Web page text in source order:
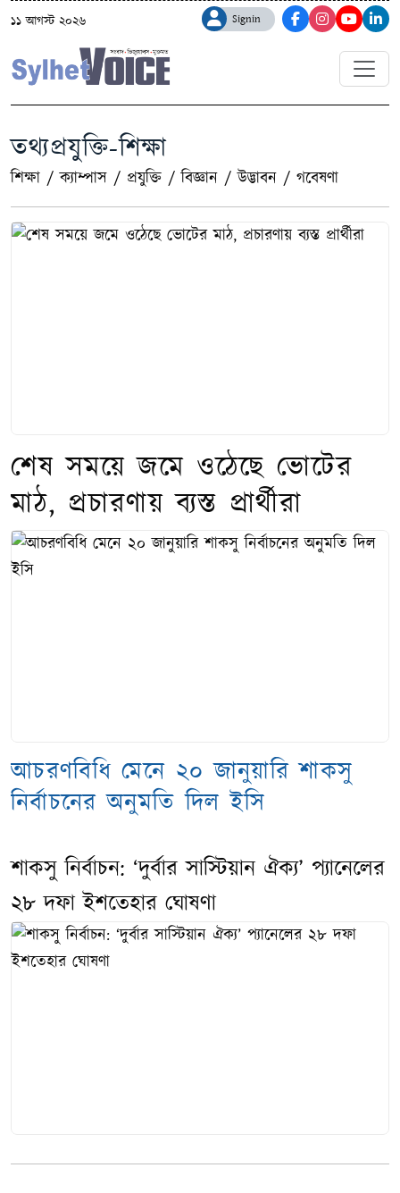
১১ আগস্ট ২০২৬ Signin
তথ্যপ্রযুক্তি-শিক্ষা
শিক্ষা /ক্যাম্পাস / প্রযুক্তি /বিজ্ঞান /উদ্ভাবন / গবেষণা
শেষ সময়ে জমে ওঠেছে ভোটের
মাঠ, প্রচারণায় ব্যস্ত প্রার্থীরা
আচরণবিধি মেনে ২০ জানুয়ারি শাকসু
নির্বাচনের অনুমতি দিল ইসি
শাকসু নির্বাচন: ‘দুর্বার সাস্টিয়ান ঐক্য’ প্যানেলের
২৮ দফা ইশতেহার ঘোষণা